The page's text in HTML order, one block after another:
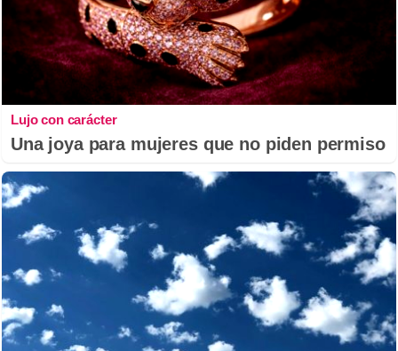
Lujo con carácter
Una joya para mujeres que no piden permiso